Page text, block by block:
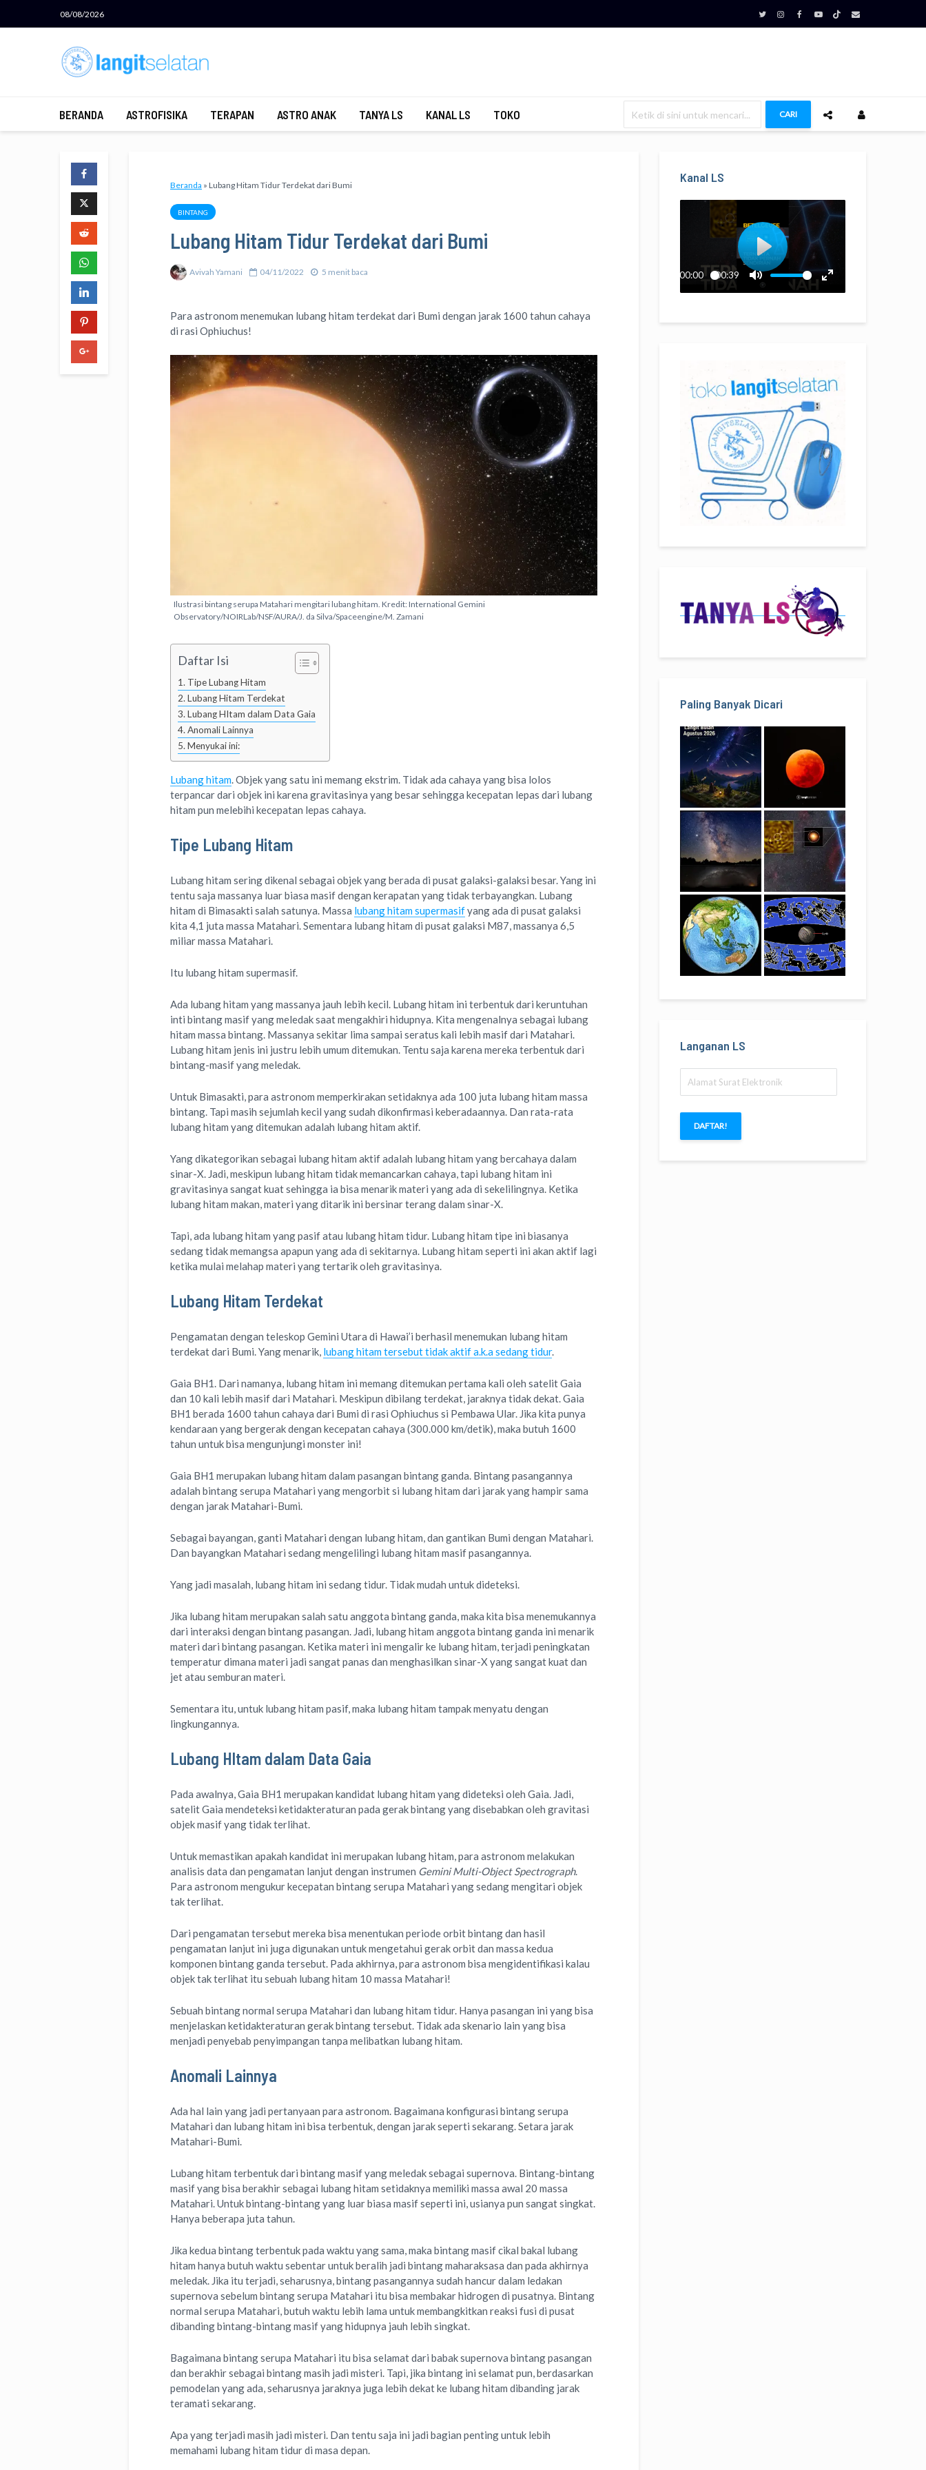
08/08/2026
BERANDA ASTROFISIKA TERAPAN ASTRO ANAK TANYA LS KANAL LS TOKO CARI
Beranda » Lubang Hitam Tidur Terdekat dari Bumi
BINTANG
Lubang Hitam Tidur Terdekat dari Bumi
Avivah Yamani 04/11/2022 5 menit baca
Para astronom menemukan lubang hitam terdekat dari Bumi dengan jarak 1600 tahun cahaya
di rasi Ophiuchus!
Ilustrasi bintang serupa Matahari mengitari lubang hitam. Kredit: International Gemini
Observatory/NOIRLab/NSF/AURA/J. da Silva/Spaceengine/M. Zamani
Daftar Isi
Tipe Lubang Hitam
Lubang Hitam Terdekat
Lubang HItam dalam Data Gaia
Anomali Lainnya
Menyukai ini:
Lubang hitam. Objek yang satu ini memang ekstrim. Tidak ada cahaya yang bisa lolos
terpancar dari objek ini karena gravitasinya yang besar sehingga kecepatan lepas dari lubang
hitam pun melebihi kecepatan lepas cahaya.
Tipe Lubang Hitam
Lubang hitam sering dikenal sebagai objek yang berada di pusat galaksi-galaksi besar. Yang ini
tentu saja massanya luar biasa masif dengan kerapatan yang tidak terbayangkan. Lubang
hitam di Bimasakti salah satunya. Massa lubang hitam supermasifyang ada di pusat galaksi
kita 4,1 juta massa Matahari. Sementara lubang hitam di pusat galaksi M87, massanya 6,5
miliar massa Matahari.
Itu lubang hitam supermasif.
Ada lubang hitam yang massanya jauh lebih kecil. Lubang hitam ini terbentuk dari keruntuhan
inti bintang masif yang meledak saat mengakhiri hidupnya. Kita mengenalnya sebagai lubang
hitam massa bintang. Massanya sekitar lima sampai seratus kali lebih masif dari Matahari.
Lubang hitam jenis ini justru lebih umum ditemukan. Tentu saja karena mereka terbentuk dari
bintang-masif yang meledak.
Untuk Bimasakti, para astronom memperkirakan setidaknya ada 100 juta lubang hitam massa
bintang. Tapi masih sejumlah kecil yang sudah dikonfirmasi keberadaannya. Dan rata-rata
lubang hitam yang ditemukan adalah lubang hitam aktif.
Yang dikategorikan sebagai lubang hitam aktif adalah lubang hitam yang bercahaya dalam
sinar-X. Jadi, meskipun lubang hitam tidak memancarkan cahaya, tapi lubang hitam ini
gravitasinya sangat kuat sehingga ia bisa menarik materi yang ada di sekelilingnya. Ketika
lubang hitam makan, materi yang ditarik ini bersinar terang dalam sinar-X.
Tapi, ada lubang hitam yang pasif atau lubang hitam tidur. Lubang hitam tipe ini biasanya
sedang tidak memangsa apapun yang ada di sekitarnya. Lubang hitam seperti ini akan aktif lagi
ketika mulai melahap materi yang tertarik oleh gravitasinya.
Lubang Hitam Terdekat
Pengamatan dengan teleskop Gemini Utara di Hawai’i berhasil menemukan lubang hitam
terdekat dari Bumi. Yang menarik, lubang hitam tersebut tidak aktif a.k.a sedang tidur.
Gaia BH1. Dari namanya, lubang hitam ini memang ditemukan pertama kali oleh satelit Gaia
dan 10 kali lebih masif dari Matahari. Meskipun dibilang terdekat, jaraknya tidak dekat. Gaia
BH1 berada 1600 tahun cahaya dari Bumi di rasi Ophiuchus si Pembawa Ular. Jika kita punya
kendaraan yang bergerak dengan kecepatan cahaya (300.000 km/detik), maka butuh 1600
tahun untuk bisa mengunjungi monster ini!
Gaia BH1 merupakan lubang hitam dalam pasangan bintang ganda. Bintang pasangannya
adalah bintang serupa Matahari yang mengorbit si lubang hitam dari jarak yang hampir sama
dengan jarak Matahari-Bumi.
Sebagai bayangan, ganti Matahari dengan lubang hitam, dan gantikan Bumi dengan Matahari.
Dan bayangkan Matahari sedang mengelilingi lubang hitam masif pasangannya.
Yang jadi masalah, lubang hitam ini sedang tidur. Tidak mudah untuk dideteksi.
Jika lubang hitam merupakan salah satu anggota bintang ganda, maka kita bisa menemukannya
dari interaksi dengan bintang pasangan. Jadi, lubang hitam anggota bintang ganda ini menarik
materi dari bintang pasangan. Ketika materi ini mengalir ke lubang hitam, terjadi peningkatan
temperatur dimana materi jadi sangat panas dan menghasilkan sinar-X yang sangat kuat dan
jet atau semburan materi.
Sementara itu, untuk lubang hitam pasif, maka lubang hitam tampak menyatu dengan
lingkungannya.
Lubang HItam dalam Data Gaia
Pada awalnya, Gaia BH1 merupakan kandidat lubang hitam yang dideteksi oleh Gaia. Jadi,
satelit Gaia mendeteksi ketidakteraturan pada gerak bintang yang disebabkan oleh gravitasi
objek masif yang tidak terlihat.
Untuk memastikan apakah kandidat ini merupakan lubang hitam, para astronom melakukan
analisis data dan pengamatan lanjut dengan instrumen Gemini Multi-Object Spectrograph.
Para astronom mengukur kecepatan bintang serupa Matahari yang sedang mengitari objek
tak terlihat.
Dari pengamatan tersebut mereka bisa menentukan periode orbit bintang dan hasil
pengamatan lanjut ini juga digunakan untuk mengetahui gerak orbit dan massa kedua
komponen bintang ganda tersebut. Pada akhirnya, para astronom bisa mengidentifikasi kalau
objek tak terlihat itu sebuah lubang hitam 10 massa Matahari!
Sebuah bintang normal serupa Matahari dan lubang hitam tidur. Hanya pasangan ini yang bisa
menjelaskan ketidakteraturan gerak bintang tersebut. Tidak ada skenario lain yang bisa
menjadi penyebab penyimpangan tanpa melibatkan lubang hitam.
Anomali Lainnya
Ada hal lain yang jadi pertanyaan para astronom. Bagaimana konfigurasi bintang serupa
Matahari dan lubang hitam ini bisa terbentuk, dengan jarak seperti sekarang. Setara jarak
Matahari-Bumi.
Lubang hitam terbentuk dari bintang masif yang meledak sebagai supernova. Bintang-bintang
masif yang bisa berakhir sebagai lubang hitam setidaknya memiliki massa awal 20 massa
Matahari. Untuk bintang-bintang yang luar biasa masif seperti ini, usianya pun sangat singkat.
Hanya beberapa juta tahun.
Jika kedua bintang terbentuk pada waktu yang sama, maka bintang masif cikal bakal lubang
hitam hanya butuh waktu sebentar untuk beralih jadi bintang maharaksasa dan pada akhirnya
meledak. Jika itu terjadi, seharusnya, bintang pasangannya sudah hancur dalam ledakan
supernova sebelum bintang serupa Matahari itu bisa membakar hidrogen di pusatnya. Bintang
normal serupa Matahari, butuh waktu lebih lama untuk membangkitkan reaksi fusi di pusat
dibanding bintang-bintang masif yang hidupnya jauh lebih singkat.
Bagaimana bintang serupa Matahari itu bisa selamat dari babak supernova bintang pasangan
dan berakhir sebagai bintang masih jadi misteri. Tapi, jika bintang ini selamat pun, berdasarkan
pemodelan yang ada, seharusnya jaraknya juga lebih dekat ke lubang hitam dibanding jarak
teramati sekarang.
Apa yang terjadi masih jadi misteri. Dan tentu saja ini jadi bagian penting untuk lebih
memahami lubang hitam tidur di masa depan.
Kanal LS
Paling Banyak Dicari
Langanan LS
Surat
Elektronik
DAFTAR!